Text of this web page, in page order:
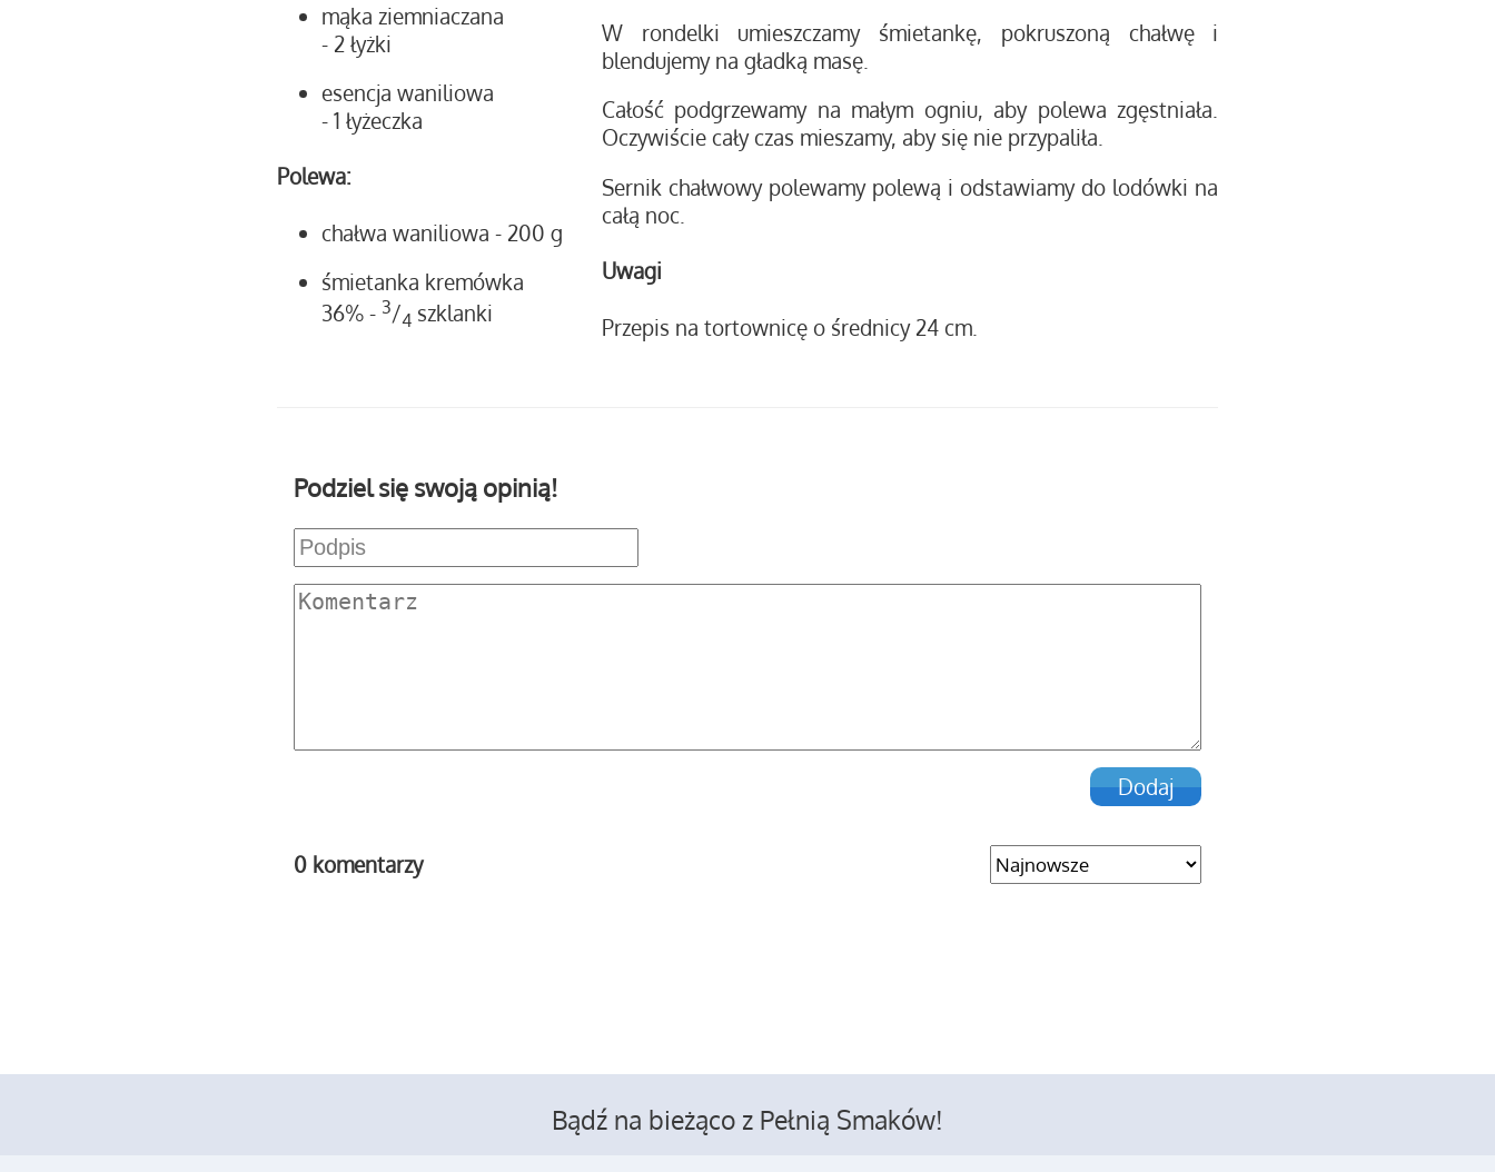
mąka ziemniaczana
- 2 łyżki
esencja waniliowa
- 1 łyżeczka
Polewa:
chałwa waniliowa - 200 g
śmietanka kremówka
36% - 3/4 szklanki
W rondelki umieszczamy śmietankę, pokruszoną chałwę i
blendujemy na gładką masę.
Całość podgrzewamy na małym ogniu, aby polewa zgęstniała.
Oczywiście cały czas mieszamy, aby się nie przypaliła.
Sernik chałwowy polewamy polewą i odstawiamy do lodówki na
całą noc.
Uwagi
Przepis na tortownicę o średnicy 24 cm.
Podziel się swoją opinią!
0 komentarzy
Bądź na bieżąco z Pełnią Smaków!